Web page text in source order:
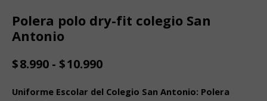
Polera polo dry-fit colegio San
Antonio
$8.990 - $10.990Rango
precios:
Uniforme Escolar del Colegio San Antonio: Polera